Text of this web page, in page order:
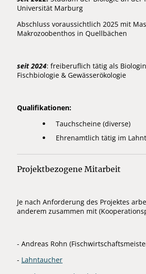
Universität Marburg
Abschluss voraussichtlich 2025 mit
Makrozoobenthos in Quellbächen
seit 2024: freiberuflich tätig als
Fischbiologie & Gewässerökologie
Qualifikationen:
Tauchscheine (diverse)
Ehrenamtlich tätig im
Projektbezogene Mitarbeit
Je nach Anforderung des Projektes
anderem zusammen mit
- Andreas Rohn
- Lahntaucher